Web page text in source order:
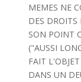
MEMES NE
DES
SON POINT
("AUSSI
FAIT
DANS UN